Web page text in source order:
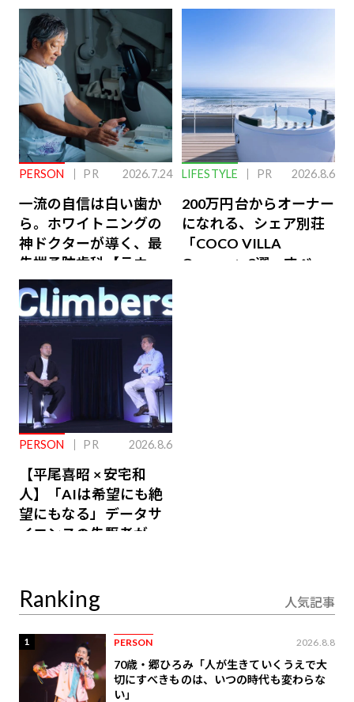
PERSON PR 2026.7.24
一流の自信は白い歯か
ら。ホワイトニングの
神ドクターが導く、最
先端予防歯科【ラウン
ジ会員特典あり】
LIFESTYLE PR 2026.8.6
200万円台からオーナー
になれる、シェア別荘
「COCO VILLA
Owners」3選。すべて
PERSON PR 2026.8.6
【平尾喜昭 × 安宅和
人】「AIは希望にも絶
望にもなる」データサ
イエンスの先駆者が語
Ranking 人気記事
1 PERSON 2026.8.8
70歳・郷ひろみ「人が生きていくうえで大
切にすべきものは、いつの時代も変わらな
い」